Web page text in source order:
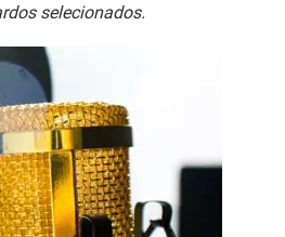
selecionados.